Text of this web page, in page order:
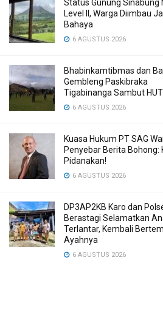
Status Gunung Sinabung
Level II, Warga Diimbau
Bahaya
6 AGUSTUS 2026
Bhabinkamtibmas dan
Gembleng Paskibraka
Tigabinanga Sambut HUT
6 AGUSTUS 2026
Kuasa Hukum PT SAG
Penyebar Berita Bohong:
Pidanakan!
6 AGUSTUS 2026
DP3AP2KB Karo dan
Berastagi Selamatkan
Terlantar, Kembali
Ayahnya
6 AGUSTUS 2026